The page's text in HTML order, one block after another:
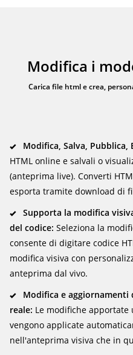
Modifica i
Carica file html e crea,
Modifica, Salva, Pubblica,
HTML online e salvali o
(anteprima live). Converti
esporta tramite download di
Supporta la modifica
del codice: Seleziona la
consente di digitare codice
modifica visiva con
anteprima dal vivo.
Modifica e
reale: Le modifiche
vengono applicate
nell'anteprima visiva che in